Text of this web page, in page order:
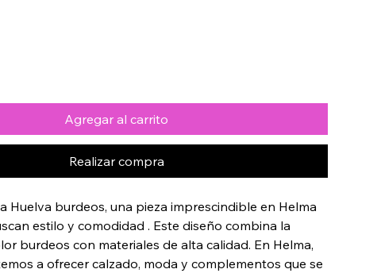
Agregar al carrito
Realizar compra
Huelva burdeos, una pieza imprescindible en Helma
estilo y comodidad . Este diseño combina la
burdeos con materiales de alta calidad. En Helma,
a ofrecer calzado, moda y complementos que se